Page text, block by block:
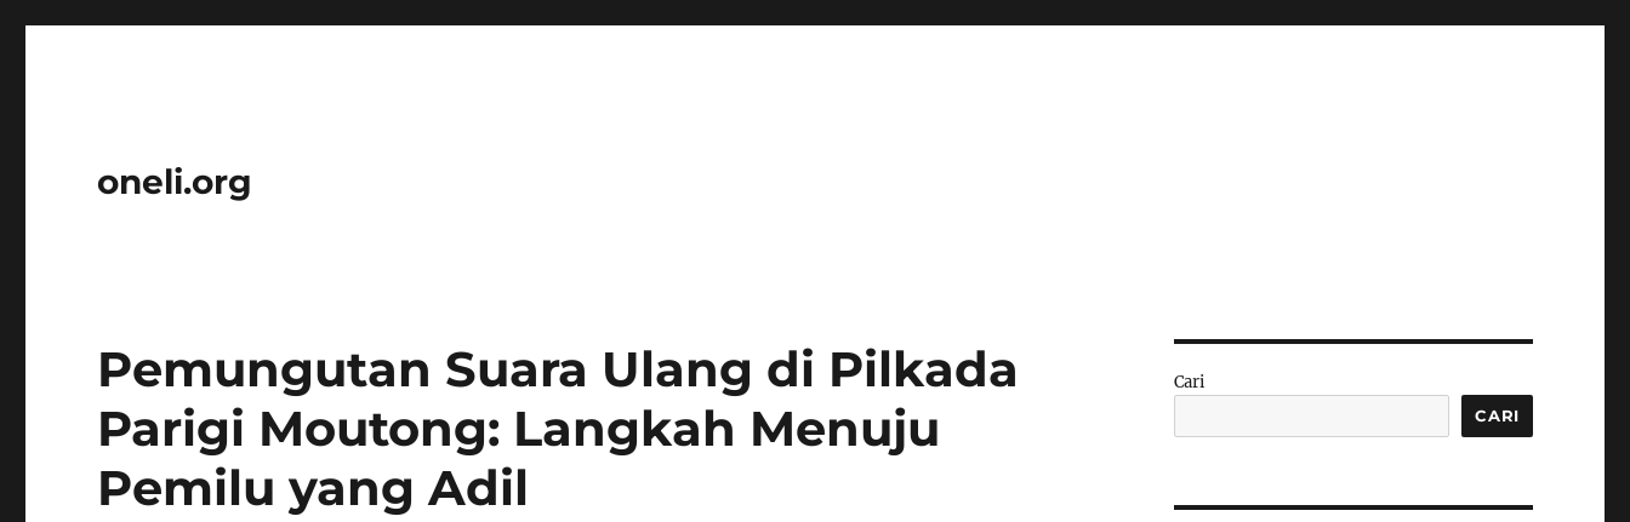
oneli.org
Pemungutan Suara Ulang di Pilkada
Parigi Moutong: Langkah Menuju
Pemilu yang Adil
Cari
CARI